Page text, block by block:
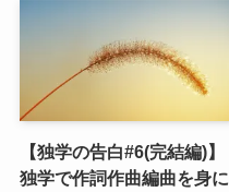
【独学の告白#6(完結編)】
独学で作詞作曲編曲を身に